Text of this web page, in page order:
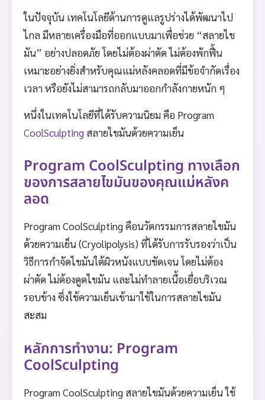
ในปัจจุบัน เทคโนโลยีด้านการดูแลรูปร่างได้พัฒนาไป
ไกล มีหลายเครื่องมือที่ออกแบบมาเพื่อช่วย “สลายไข
มัน” อย่างปลอดภัย โดยไม่ต้องผ่าตัด ไม่ต้องพักฟื้น
เหมาะอย่างยิ่งสำหรับคุณแม่หลังคลอดที่มีข้อจำกัดเรื่อง
เวลา หรือยังไม่สามารถกลับมาออกกำลังกายหนัก ๆ
หนึ่งในเทคโนโลยีที่ได้รับความนิยม คือ Program
CoolSculpting สลายไขมันด้วยความเย็น
Program CoolSculpting ทางเลือก
ของการสลายไขมันของคุณแม่หลังค
ลอด
Program CoolSculpting คือนวัตกรรมการสลายไขมัน
ด้วยความเย็น (Cryolipolysis) ที่ได้รับการรับรองว่าเป็น
วิธีการกำจัดไขมันใต้ผิวหนังแบบชัดเจน โดยไม่ต้อง
ผ่าตัด ไม่ต้องดูดไขมัน และไม่ทำลายเนื้อเยื่อบริเวณ
รอบข้าง ซึ่งใช้ความเย็นเข้ามาใช้ในการสลายไขมัน
สะสม
หลักการทำงาน: Program
CoolSculpting
Program CoolSculpting สลายไขมันด้วยความเย็น ใช้